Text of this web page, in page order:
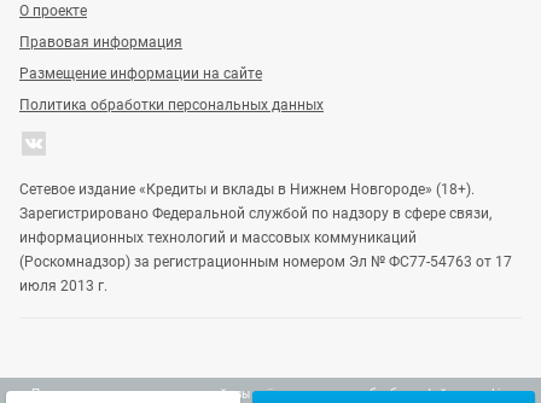
Продолжая использовать наш сайт, вы даёте согласие на обработку файлов cookie,
О проекте
Правовая информация
Размещение информации на сайте
Политика обработки персональных данных
Сетевое издание «Кредиты и вклады в Нижнем Новгороде» (18+).
Зарегистрировано Федеральной службой по надзору в сфере связи,
информационных технологий и массовых коммуникаций
(Роскомнадзор) за регистрационным номером Эл № ФС77-54763 от 17
июля 2013 г.